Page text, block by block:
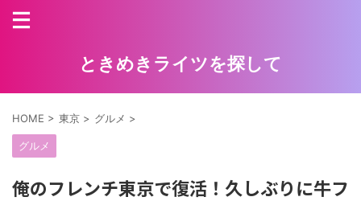
ときめきライツを探して
HOME > 東京 > グルメ >
グルメ
俺のフレンチ東京で復活！久しぶりに牛フ